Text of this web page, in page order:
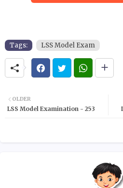
Tags: LSS Model Exam
OLDER
LSS Model Examination - 253